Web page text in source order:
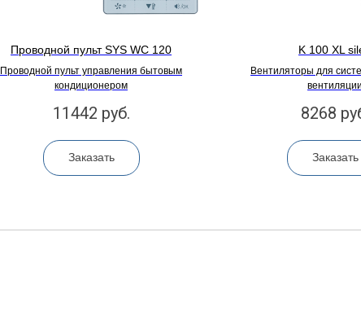
Проводной пульт SYS WC 120
Проводной пульт управления бытовым
кондиционером
11442 руб.
Заказать
K 100 XL
Вентиляторы для
вентиляции
8268
Заказать